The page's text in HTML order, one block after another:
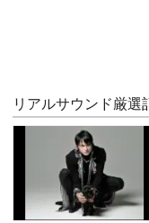
リアルサウンド厳選